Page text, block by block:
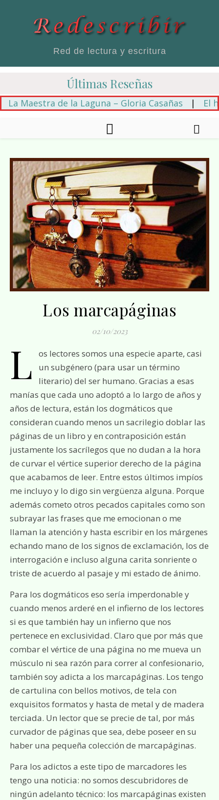
Red de lectura y escritura
Últimas Reseñas
de la Laguna – Gloria Casañas | El hilo
Los marcapáginas
02/10/2023
L
os lectores somos una especie aparte, casi
un subgénero (para usar un término
literario) del ser humano. Gracias a esas
manías que cada uno adoptó a lo largo de años y
años de lectura, están los dogmáticos que
consideran cuando menos un sacrilegio doblar las
páginas de un libro y en contraposición están
justamente los sacrílegos que no dudan a la hora
de curvar el vértice superior derecho de la página
que acabamos de leer. Entre estos últimos impíos
me incluyo y lo digo sin vergüenza alguna. Porque
además cometo otros pecados capitales como son
subrayar las frases que me emocionan o me
llaman la atención y hasta escribir en los márgenes
echando mano de los signos de exclamación, los de
interrogación e incluso alguna carita sonriente o
triste de acuerdo al pasaje y mi estado de ánimo.
Para los dogmáticos eso sería imperdonable y
cuando menos arderé en el infierno de los lectores
si es que también hay un infierno que nos
pertenece en exclusividad. Claro que por más que
combar el vértice de una página no me mueva un
músculo ni sea razón para correr al confesionario,
también soy adicta a los marcapáginas. Los tengo
de cartulina con bellos motivos, de tela con
exquisitos formatos y hasta de metal y de madera
terciada. Un lector que se precie de tal, por más
curvador de páginas que sea, debe poseer en su
haber una pequeña colección de marcapáginas.
Para los adictos a este tipo de marcadores les
tengo una noticia: no somos descubridores de
ningún adelanto técnico: los marcapáginas existen